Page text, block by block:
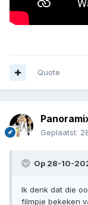
Quote
Geplaatst:
Op 28-10-
Ik denk dat die
filmpje bekeken